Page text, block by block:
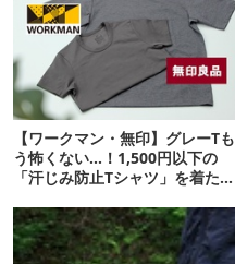
【ワークマン・無印】グレーTも
う怖くない…！1,500円以下の
「汗じみ防止Tシャツ」を着たら